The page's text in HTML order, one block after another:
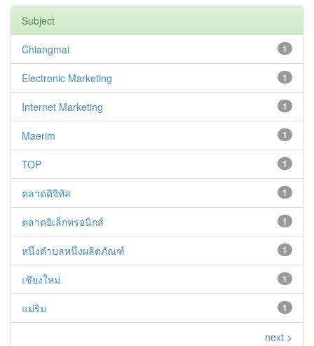
Subject
1
Chiangmai
1
Electronic Marketing
1
Internet Marketing
1
Maerim
1
TOP
1
ตลาดดิจิทัล
1
ตลาดอิเล็กทรอนิกส์
1
หนึ่งตำบลหนึ่งผลิตภัณฑ์
1
เชียงใหม่
1
แม่ริม
next >